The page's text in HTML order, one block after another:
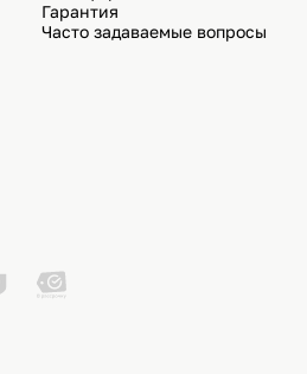
Гарантия
Часто задаваемые вопросы